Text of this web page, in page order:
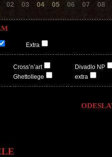
02 03 04 05 06 07 08
Extra
Cross’n’art
Ghettollege
Divadlo NP
extra